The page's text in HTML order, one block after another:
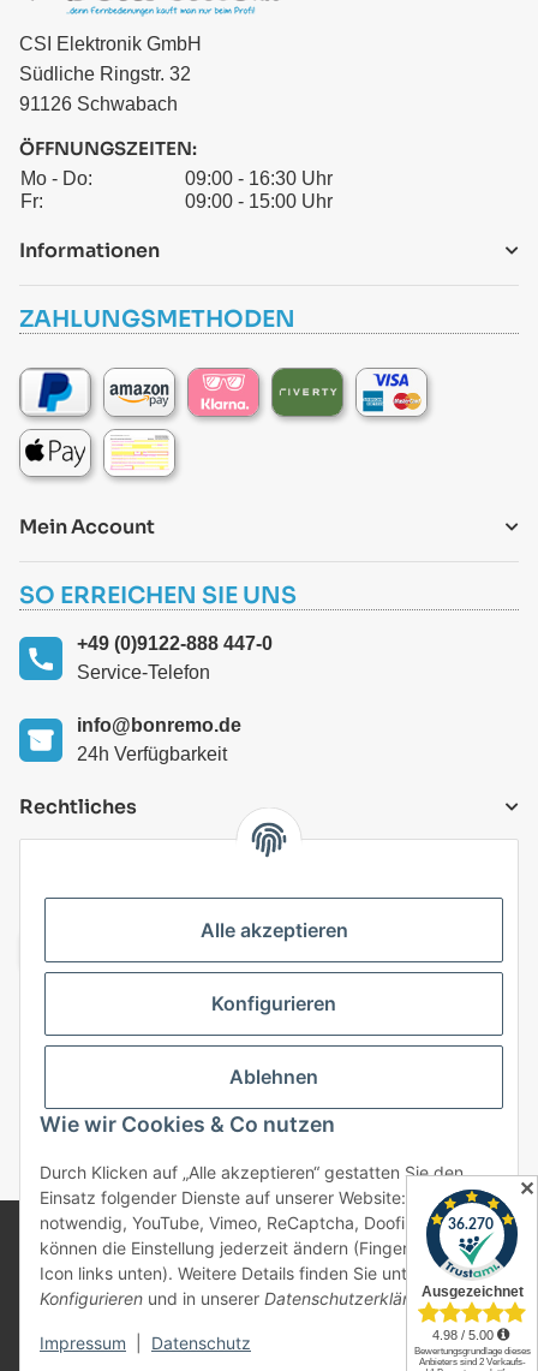
CSI Elektronik GmbH
Südliche Ringstr. 32
91126 Schwabach
ÖFFNUNGSZEITEN:
Mo - Do:
09:00 - 16:30 Uhr
Fr:
09:00 - 15:00 Uhr
Informationen
ZAHLUNGSMETHODEN
Mein Account
SO ERREICHEN SIE UNS
+49 (0)9122-888 447-0
Service-Telefon
info@bonremo.de
24h Verfügbarkeit
Rechtliches
Vertrag widerrufen
* Alle Preise inkl. gesetzlicher USt., zzgl.Versand
© 2025 bonremo.de. Alle Rechte vorbehalten.
Alle verwendeten Markennamen u. Bezeichnungen sind
eingetragene Warenzeichen u. Marken der jeweiligen
Eigentümer. Sie dienen nur zur Verdeutlichung der
Kompatibilität unserer Produkte mit den Produkten
verschiedener Hersteller.
Alle akzeptieren
Konfigurieren
Ablehnen
Wie wir Cookies & Co nutzen
Durch Klicken auf „Alle akzeptieren“ gestatten Sie den
Einsatz folgender Dienste auf unserer Website: Technisch
notwendig, YouTube, Vimeo, ReCaptcha, Doofinder. Sie
können die Einstellung jederzeit ändern (Fingerabdruck-
Icon links unten). Weitere Details finden Sie unter
Konfigurieren und in unserer Datenschutzerklärung.
Impressum Datenschutz
✕